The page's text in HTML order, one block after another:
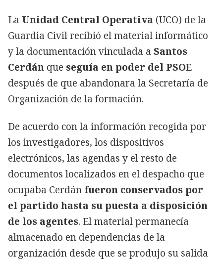
La Unidad Central Operativa (UCO) de la
Guardia Civil recibió el material informático
y la documentación vinculada a Santos
Cerdán que seguía en poder del PSOE
después de que abandonara la Secretaría de
Organización de la formación.
De acuerdo con la información recogida por
los investigadores, los dispositivos
electrónicos, las agendas y el resto de
documentos localizados en el despacho que
ocupaba Cerdán fueron conservados por
el partido hasta su puesta a disposición
de los agentes. El material permanecía
almacenado en dependencias de la
organización desde que se produjo su salida